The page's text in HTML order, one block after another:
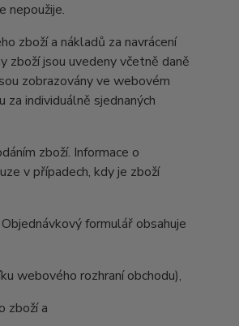
nepoužije.
zboží a nákladů za navrácení
jsou uvedeny včetně daně
zobrazovány ve webovém
individuálně sjednaných
zboží. Informace o
v případech, kdy je zboží
formulář obsahuje
webového rozhraní obchodu),
zboží a